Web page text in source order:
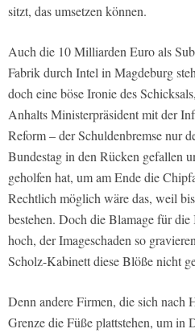
sitzt, das umsetzen können.
Auch die 10 Milliarden Euro als
Fabrik durch Intel in Magdeburg
doch eine böse Ironie des
Anhalts Ministerpräsident mit der
Reform – der Schuldenbremse nur
Bundestag in den Rücken gefallen
geholfen hat, um am Ende die
Rechtlich möglich wäre das, weil
bestehen. Doch die Blamage für
hoch, der Imageschaden so
Scholz-Kabinett diese Blöße nicht
Denn andere Firmen, die sich nach
Grenze die Füße plattstehen, um in